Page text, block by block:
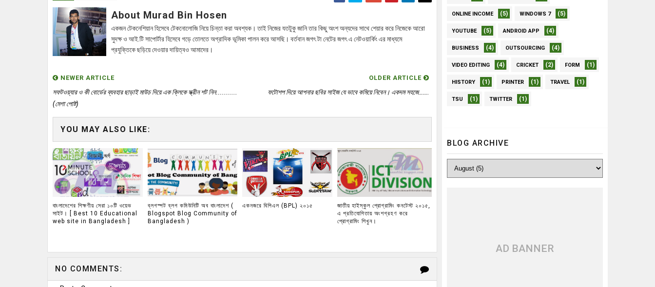
About Murad Bin Hosen
একজন টেকনেশিয়ান হিসেবে টেকনোলোজি নিয়ে চিন্তা করা অবশ্যক। তাই নিজের যতটুকু জানি তার কিছু অংশ অন্যদের সাথে শেয়ার করে নিজেকে আরো
সুদক্ষ ও আই.টি সাপোর্টার হিসেবে গড়ে তোলতে অগ্রাদিক ভূমিকা পালন করে আসছি। বর্তবান জগৎ টা নেটের জগৎ এ নেটওয়ার্কিং এর মাধ্যমে
প্রযুক্তিকে ছড়িয়ে দেওয়ার দায়িত্বও আমাদের।
NEWER ARTICLE
সফটওয়্যার ও কী বোর্ডের ব্যবহার ছাড়াই মাউচ দিয়ে এক ক্লিকে স্ক্রীন শট নিন...........
(মেগা পোষ্ট)
OLDER ARTICLE
ফটোশপ দিয়ে আপনার ছবির সাইজ যে ভাবে কমিয়ে নিবেন। একদম সহজে…….
YOU MAY ALSO LIKE:
বাংলাদেশের শিক্ষণীয় সেরা ১০টি ওয়েভ
সাইট। [ Best 10 Educational
web site in Bangladesh ]
ব্লগস্পট ব্লগ কমিউনিটি অব বাংলাদেশ (
Blogspot Blog Community of
Bangladesh )
একনজরে বিপিএল (BPL) ২০১৫
জাতীয় হাইস্কুল প্রোগ্রামিং কনটেস্ট ২০১৫,
এ প্রতিযোগিতায় অংশগ্রহণ করে
প্রোগ্রামিং শিখুন।
NO COMMENTS:
ONLINE INCOME (5) WINDOWS 7 (5)
YOUTUBE (5) ANDROID APP (4)
BUSINESS (4) OUTSOURCING (4)
VIDEO EDITING (4) CRICKET (2) FORM (1)
HISTORY (1) PRINTER (1) TRAVEL (1)
TSU (1) TWITTER (1)
BLOG ARCHIVE
AD BANNER